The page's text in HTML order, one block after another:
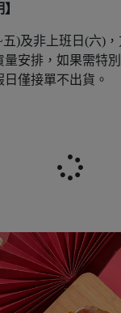
)及非上班日(六)
量安排，如果需特
僅接單不出貨。